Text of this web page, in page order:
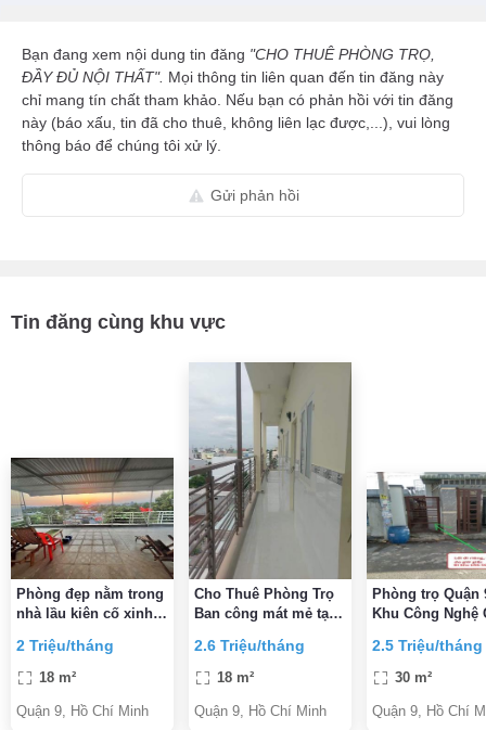
Bạn đang xem nội dung tin đăng "CHO THUÊ PHÒNG TRỌ,
ĐẦY ĐỦ NỘI THẤT". Mọi thông tin liên quan đến tin đăng này
chỉ mang tín chất tham khảo. Nếu bạn có phản hồi với tin đăng
này (báo xấu, tin đã cho thuê, không liên lạc được,...), vui lòng
thông báo để chúng tôi xử lý.
Gửi phản hồi
Tin đăng cùng khu vực
Phòng đẹp nằm trong
nhà lầu kiên cố xinh
và khuôn viên sân
vườn xanh mát
2 Triệu/tháng
18 m²
Quận 9, Hồ Chí Minh
Cho Thuê Phòng Trọ
Ban công mát mẻ tại
HCM
2.6 Triệu/tháng
18 m²
Quận 9, Hồ Chí Minh
Phòng trọ Quận
Khu Công Nghệ
Giờ giấc tự do,
trống ở ngay
2.5 Triệu/tháng
30 m²
Quận 9, Hồ Chí